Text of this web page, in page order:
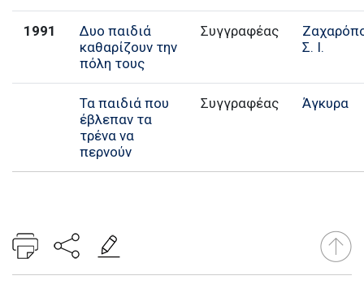
1991
Δυο παιδιά
καθαρίζουν την
πόλη τους
Συγγραφέας
Σ. Ι.
Τα παιδιά που
έβλεπαν τα
τρένα να
περνούν
Συγγραφέας Άγκυρα